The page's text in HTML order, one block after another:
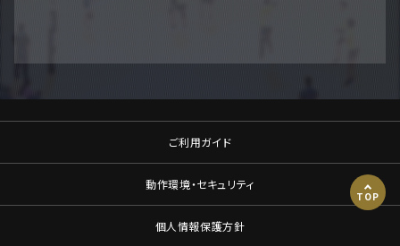
ご利用ガイド
動作環境・セキュリティ
個人情報保護方針
TOP